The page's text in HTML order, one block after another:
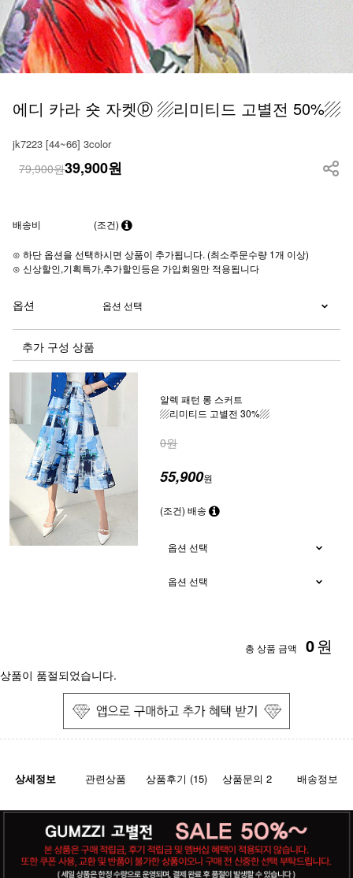
에디 카라 숏 자켓ⓟ ▨리미티드 고별전 50%▨
jk7223 [44~66] 3color
79,900원39,900원
배송비 (조건)
⊙ 하단 옵션을 선택하시면 상품이 추가됩니다. (최소주문수량 1개 이상)
⊙ 신상할인,기획특가,추가할인등은 가입회원만 적용됩니다
옵션
추가 구성 상품
알렉 패턴 롱 스커트
▨리미티드 고별전 30%▨
0원
55,900원
(조건) 배송
총 상품 금액 0원
상품이 품절되었습니다.
상세정보 관련상품 상품후기 (15) 상품문의 2 배송정보